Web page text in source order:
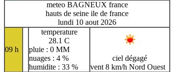
meteo BAGNEUX france
hauts de seine ile de france
lundi 10 aout 2026
09 h
temperature
28.1 C
pluie : 0 MM
nuages : 4 %
humidite : 33 %
ciel dégagé
vent 8 km/h Nord Ouest